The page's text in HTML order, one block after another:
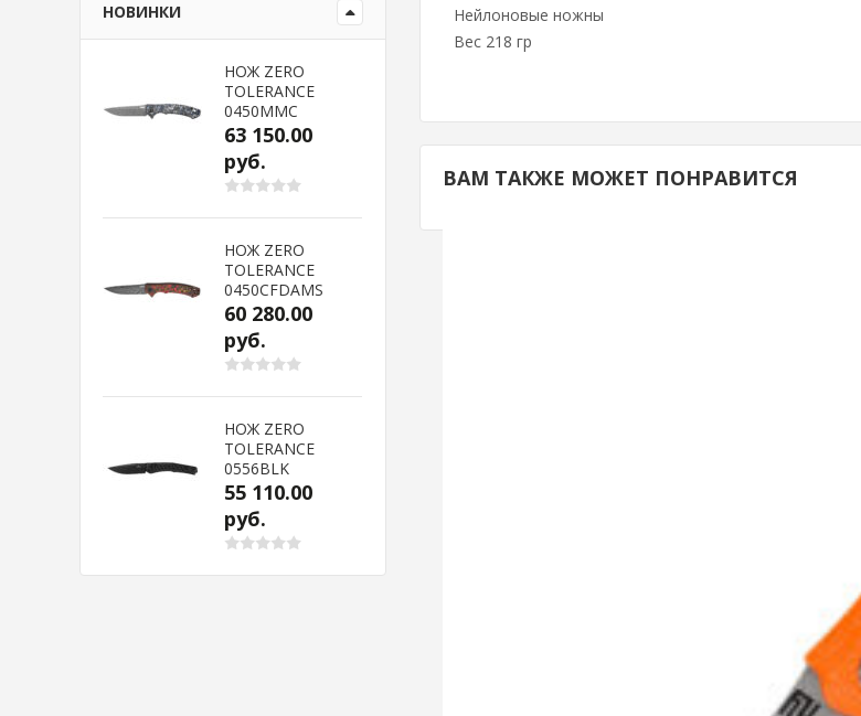
НОВИНКИ
НОЖ ZERO
TOLERANCE
0450MMC
63 150.00
руб.
НОЖ ZERO
TOLERANCE
0450CFDAMS
60 280.00
руб.
НОЖ ZERO
TOLERANCE
0556BLK
55 110.00
руб.
Нейлоновые ножны
Вес 218 гр
ВАМ ТАКЖЕ МОЖЕТ ПОНРАВИТСЯ